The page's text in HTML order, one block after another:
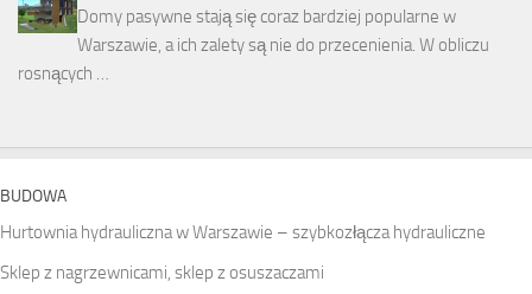
Domy pasywne stają się coraz bardziej popularne w
Warszawie, a ich zalety są nie do przecenienia. W obliczu
rosnących …
BUDOWA
Hurtownia hydrauliczna w Warszawie – szybkozłącza hydrauliczne
Sklep z nagrzewnicami, sklep z osuszaczami